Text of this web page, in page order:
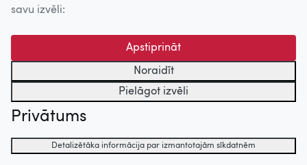
savu izvēli:
Apstiprināt
Noraidīt
Pielāgot izvēli
Privātums
Detalizētāka informācija par izmantotajām sīkdatnēm